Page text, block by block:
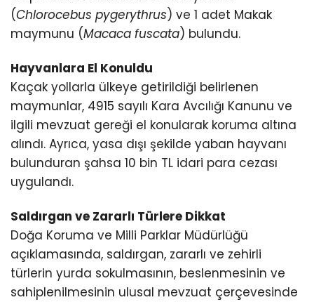
(Chlorocebus pygerythrus) ve 1 adet Makak
maymunu (Macaca fuscata) bulundu.
Hayvanlara El Konuldu
Kaçak yollarla ülkeye getirildiği belirlenen
maymunlar, 4915 sayılı Kara Avcılığı Kanunu ve
ilgili mevzuat gereği el konularak koruma altına
alındı. Ayrıca, yasa dışı şekilde yaban hayvanı
bulunduran şahsa 10 bin TL idari para cezası
uygulandı.
Saldırgan ve Zararlı Türlere Dikkat
Doğa Koruma ve Milli Parklar Müdürlüğü
açıklamasında, saldırgan, zararlı ve zehirli
türlerin yurda sokulmasının, beslenmesinin ve
sahiplenilmesinin ulusal mevzuat çerçevesinde